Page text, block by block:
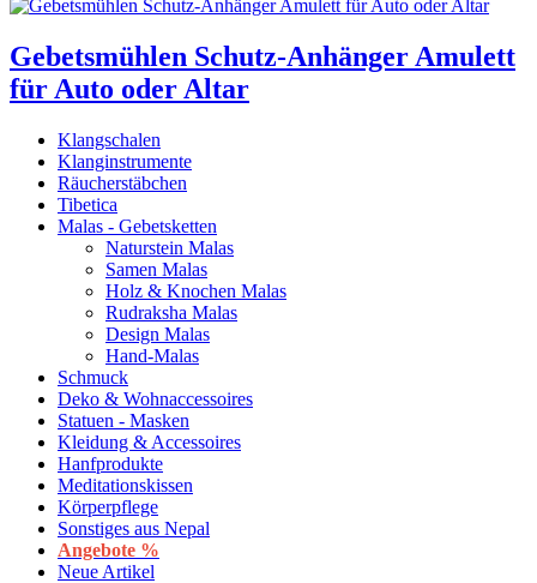
Gebetsmühlen Schutz-Anhänger Amulett
für Auto oder Altar
Klangschalen
Klanginstrumente
Räucherstäbchen
Tibetica
Malas - Gebetsketten
Naturstein Malas
Samen Malas
Holz & Knochen Malas
Rudraksha Malas
Design Malas
Hand-Malas
Schmuck
Deko & Wohnaccessoires
Statuen - Masken
Kleidung & Accessoires
Hanfprodukte
Meditationskissen
Körperpflege
Sonstiges aus Nepal
Angebote %
Neue Artikel